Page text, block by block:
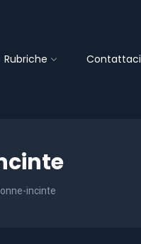
Rubriche Contattaci
incinte